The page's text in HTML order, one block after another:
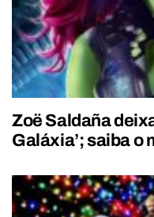
Zoë Saldaña
Galáxia’; saiba o